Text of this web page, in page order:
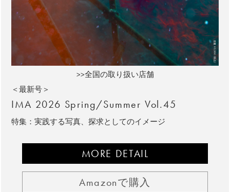
>>全国の取り扱い店舗
＜最新号＞
IMA 2026 Spring/Summer Vol.45
特集：実践する写真、探求としてのイメージ
MORE DETAIL
Amazonで購入